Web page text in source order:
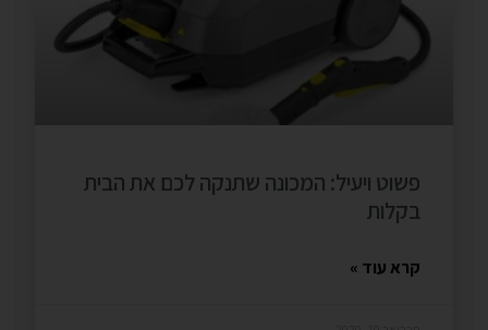
פשוט ויעיל: המכונה שתנקה לכם את הבית
בקלות
קרא עוד »